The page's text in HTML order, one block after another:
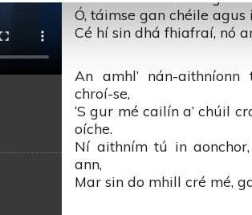
Ó, táimse gan chéile agus
Cé hí sin dhá fhiafraí, nó
An amhl’ nán-
chroí-se,
‘S gur mé cailín a’ chúil
oíche.
Ní aithním tú in
ann,
Mar sin do mhill cré mé,